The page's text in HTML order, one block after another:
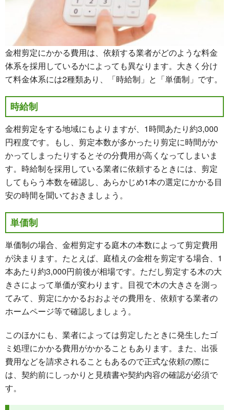
金柑剪定にかかる費用は、依頼する業者がどのような料金
体系を採用しているかによっても異なります。大きく分け
て料金体系には2種類あり、「時給制」と「単価制」です。
時給制
金柑剪定をする地域にもよりますが、1時間あたり約3,000
円程度です。もし、剪定本数が多かったり剪定に時間がか
かってしまったりするとその分費用が高くなってしまいま
す。時給制を採用している業者に依頼するときには、剪定
してもらう本数を確認し、あらかじめ1本の選定にかかる目
安の時間を聞いておきましょう。
単価制
単価制の場合、金柑剪定する庭木の本数によって剪定費用
が決まります。たとえば、庭植えの金柑を剪定する場合、1
本あたり約3,000円前後が相場です。ただし剪定する木の大
きさによって単価が変わります。目視で木の大きさを測っ
てみて、剪定にかかるおおよその費用を、依頼する業者の
ホームページ等で確認しましょう。
このほかにも、業者によっては剪定したときに発生したゴ
ミ処理にかかる費用がかかることもあります。また、出張
費用などを請求されることもあるので正式な依頼の際に
は、契約前にしっかりと見積書や契約内容の確認が必須で
す。